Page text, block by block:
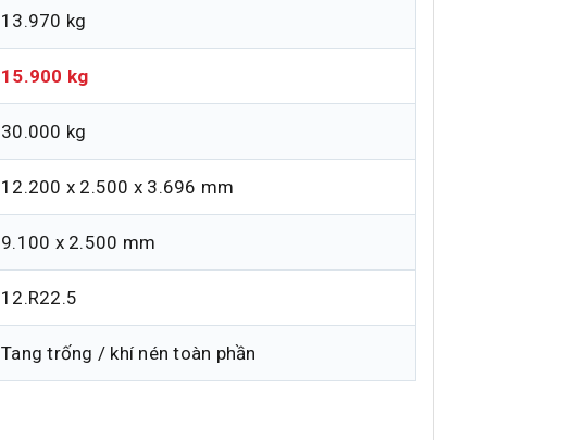
13.970 kg
15.900 kg
30.000 kg
12.200 x 2.500 x 3.696 mm
9.100 x 2.500 mm
12.R22.5
Tang trống / khí nén toàn phần